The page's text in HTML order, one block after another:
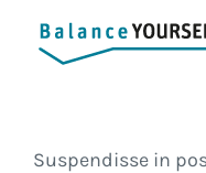
Inhalt
Suspendisse in